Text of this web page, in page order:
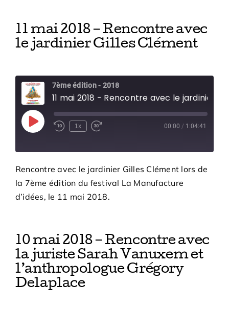
11 mai 2018 – Rencontre avec
le jardinier Gilles Clément
7ème édition - 2018
Play
Episode
1x 00:00 / 1:04:41
Rencontre avec le jardinier Gilles Clément lors de
la 7ème édition du festival La Manufacture
d’idées, le 11 mai 2018.
10 mai 2018 – Rencontre avec
la juriste Sarah Vanuxem et
l’anthropologue Grégory
Delaplace